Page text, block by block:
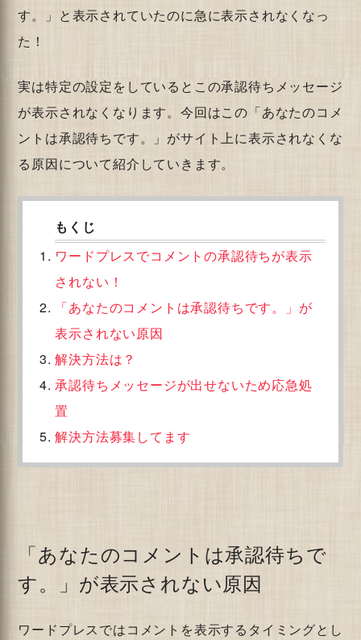
す。」と表示されていたのに急に表示されなくなっ
た！
実は特定の設定をしているとこの承認待ちメッセージ
が表示されなくなります。今回はこの「あなたのコメ
ントは承認待ちです。」がサイト上に表示されなくな
る原因について紹介していきます。
ワードプレスでコメントの承認待ちが表示
されない！
「あなたのコメントは承認待ちです。」が
表示されない原因
解決方法は？
承認待ちメッセージが出せないため応急処
置
解決方法募集してます
「あなたのコメントは承認待ちで
す。」が表示されない原因
ワードプレスではコメントを表示するタイミングとし